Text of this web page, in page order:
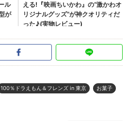
100％ドラえもん＆フレンズ in 東京 お菓子